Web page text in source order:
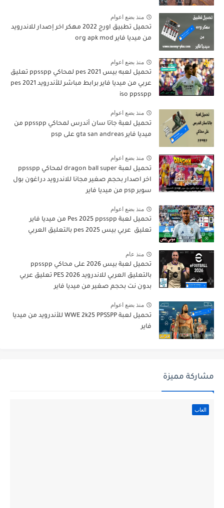
منذ بضع اعوام
تحميل تطبيق اورج 2022 مهكر اخر إصدار للاندرويد
من ميديا فاير org apk mod
منذ بضع اعوام
تحميل لعبه بيس pes 2021 لمحاكي ppsspp تعليق
عربي من ميديا فاير برابط مباشر للأندرويد pes 2021
iso ppsspp
منذ بضع اعوام
تحميل لعبة جاتا سان أندرس لمحاكي ppsspp من
ميديا فاير gta san andreas على psp
منذ بضع اعوام
تحميل لعبة dragon ball super لمحاكي ppsspp
اخر اصدار بحجم صغير مجانا للاندرويد دراغون بول
سوبر psp من ميديا فاير
منذ بضع اعوام
تحميل لعبة Pes 2025 ppsspp من ميديا فاير
تعليق عربي بيس pes 2025 بالتعليق العربي
منذ عام
تحميل لعبة بيس 2026 على محاكي ppsspp
بالتعليق العربي للاندرويد PES 2026 تعليق عربي
بدون نت بحجم صغير من ميديا فاير
منذ بضع اعوام
تحميل لعبة WWE 2k25 PPSSPP للأندرويد من ميديا
فاير
مشاركة مميزة
العاب